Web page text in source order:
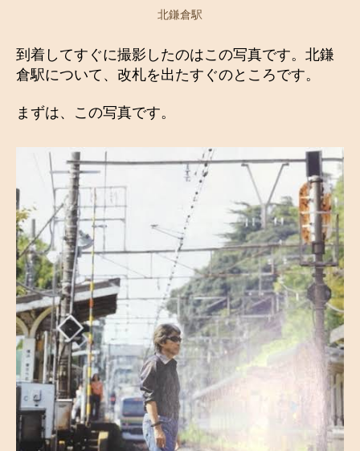
北鎌倉駅
到着してすぐに撮影したのはこの写真です。北鎌
倉駅について、改札を出たすぐのところです。
まずは、この写真です。